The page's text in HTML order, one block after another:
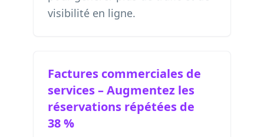
visibilité en ligne.
Factures commerciales de
services – Augmentez les
réservations répétées de
38 %